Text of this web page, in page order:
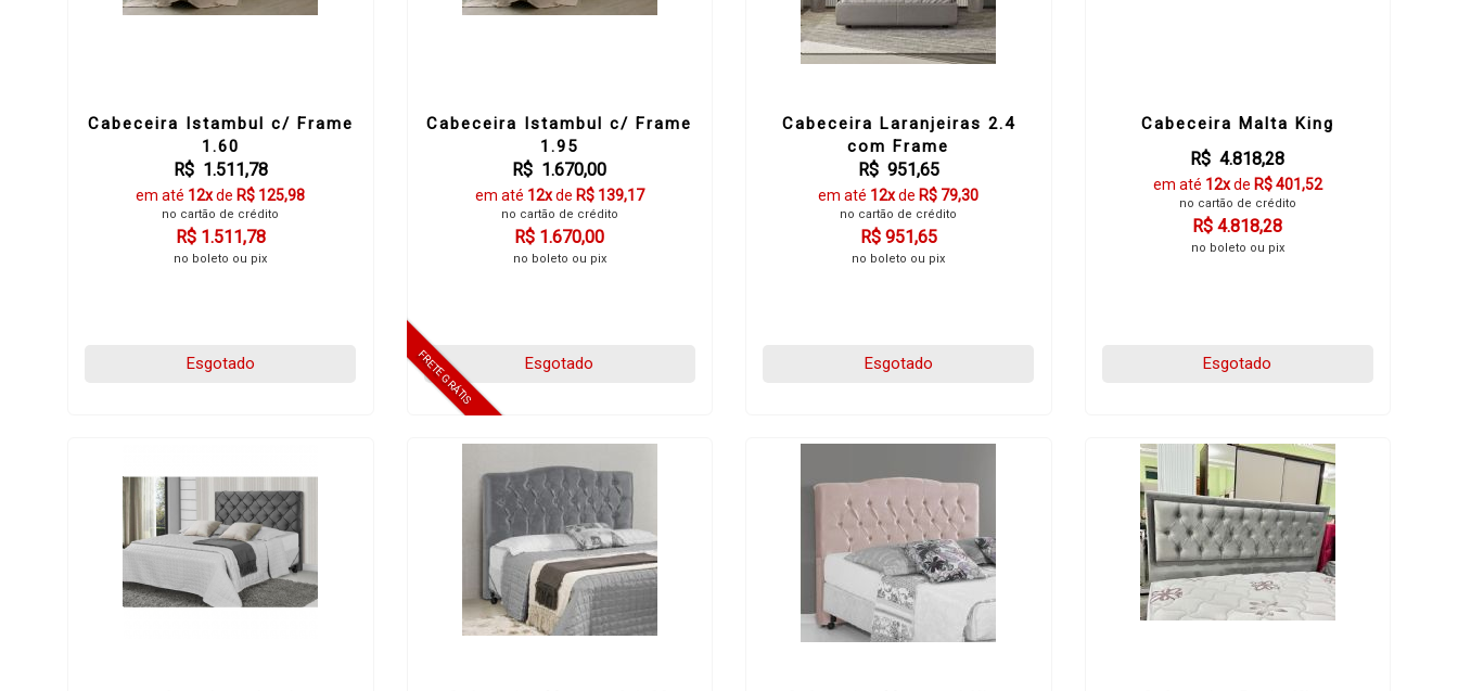
Cabeceira Istambul c/ Frame
1.60
R$ 1.511,78
em até 12xde R$ 125,98
no cartão de crédito
R$ 1.511,78
no boleto ou pix
Esgotado
Cabeceira Istambul c/ Frame
1.95
R$ 1.670,00
em até 12xde R$ 139,17
no cartão de crédito
R$ 1.670,00
no boleto ou pix
Esgotado
Cabeceira Laranjeiras 2.4
com Frame
R$ 951,65
em até 12xde R$ 79,30
no cartão de crédito
R$ 951,65
no boleto ou pix
Esgotado
Cabeceira Malta King
R$ 4.818,28
em até 12xde R$ 401,52
no cartão de crédito
R$ 4.818,28
no boleto ou pix
Esgotado